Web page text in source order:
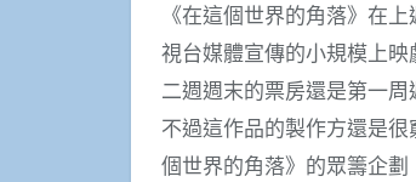
《在這個世界的角落》在
視台媒體宣傳的小規模上
二週週末的票房還是第一
不過這作品的製作方還是
個世界的角落》的眾籌企